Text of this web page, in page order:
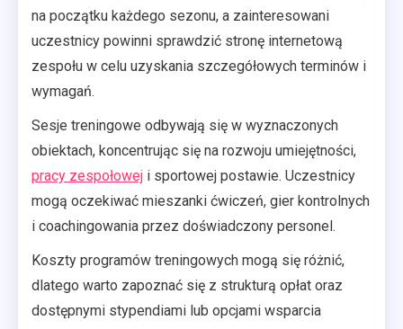
na początku każdego sezonu, a zainteresowani
uczestnicy powinni sprawdzić stronę internetową
zespołu w celu uzyskania szczegółowych terminów i
wymagań.
Sesje treningowe odbywają się w wyznaczonych
obiektach, koncentrując się na rozwoju umiejętności,
pracy zespołowej i sportowej postawie. Uczestnicy
mogą oczekiwać mieszanki ćwiczeń, gier kontrolnych
i coachingowania przez doświadczony personel.
Koszty programów treningowych mogą się różnić,
dlatego warto zapoznać się z strukturą opłat oraz
dostępnymi stypendiami lub opcjami wsparcia